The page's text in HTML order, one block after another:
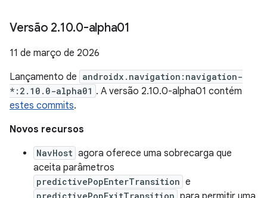
Versão 2.10.0-alpha01
11 de março de 2026
Lançamento de androidx.navigation:navigation-
*:2.10.0-alpha01 . A versão 2.10.0-alpha01 contém
estes commits.
Novos recursos
NavHost agora oferece uma sobrecarga que
aceita parâmetros
predictivePopEnterTransition e